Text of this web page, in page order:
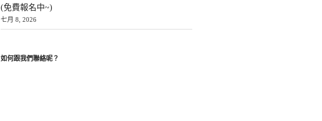
(免費報名中~)
七月 8, 2026
如何跟我們聯絡呢？